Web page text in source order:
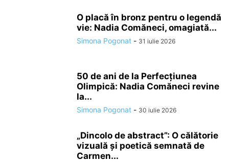
O placă în bronz pentru o legendă
vie: Nadia Comăneci, omagiată...
Simona Pogonat - 31 iulie 2026
50 de ani de la Perfecțiunea
Olimpică: Nadia Comăneci revine
la...
Simona Pogonat - 30 iulie 2026
„Dincolo de abstract”: O călătorie
vizuală și poetică semnată de
Carmen...